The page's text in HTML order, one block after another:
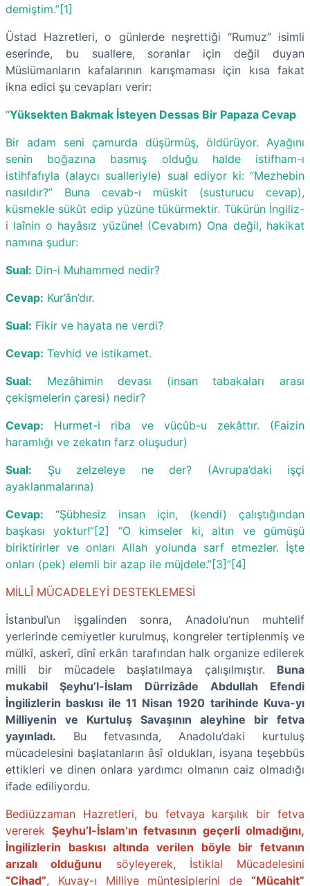
demiştim.”[1]
Üstad Hazretleri, o günlerde neşrettiği “Rumuz” isimli
eserinde, bu suallere, soranlar için değil duyan
Müslümanların kafalarının karışmaması için kısa fakat
ikna edici şu cevapları verir:
“Yüksekten Bakmak İsteyen Dessas Bir Papaza Cevap
Bir adam seni çamurda düşürmüş, öldürüyor. Ayağını
senin boğazına basmış olduğu halde istifham-ı
istihfafıyla (alaycı sualleriyle) sual ediyor ki: “Mezhebin
nasıldır?” Buna cevab-ı müskit (susturucu cevap),
küsmekle sükût edip yüzüne tükürmektir. Tükürün İngiliz-
i laînin o hayâsız yüzüne! (Cevabım) Ona değil, hakikat
namına şudur:
Sual: Din-i Muhammed nedir?
Cevap: Kur’ân’dır.
Sual: Fikir ve hayata ne verdi?
Cevap: Tevhid ve istikamet.
Sual: Mezâhimin devası (insan tabakaları arası
çekişmelerin çaresi) nedir?
Cevap: Hurmet-i riba ve vücûb-u zekâttır. (Faizin
haramlığı ve zekatın farz oluşudur)
Sual: Şu zelzeleye ne der? (Avrupa’daki işçi
ayaklanmalarına)
Cevap: “Şübhesiz insan için, (kendi) çalıştığından
başkası yoktur!”[2] “O kimseler ki, altın ve gümüşü
biriktirirler ve onları Allah yolunda sarf etmezler. İşte
onları (pek) elemli bir azap ile müjdele.”[3]”[4]
MİLLÎ MÜCADELEYİ DESTEKLEMESİ
İstanbul’un işgalinden sonra, Anadolu’nun muhtelif
yerlerinde cemiyetler kurulmuş, kongreler tertiplenmiş ve
mülkî, askerî, dînî erkân tarafından halk organize edilerek
milli bir mücadele başlatılmaya çalışılmıştır. Buna
mukabil Şeyhu’l-İslam Dürrizâde Abdullah Efendi
İngilizlerin baskısı ile 11 Nisan 1920 tarihinde Kuva-yı
Milliyenin ve Kurtuluş Savaşının aleyhine bir fetva
yayınladı. Bu fetvasında, Anadolu’daki kurtuluş
mücadelesini başlatanların âsî oldukları, isyana teşebbüs
ettikleri ve dinen onlara yardımcı olmanın caiz olmadığı
ifade ediliyordu.
Bediüzzaman Hazretleri, bu fetvaya karşılık bir fetva
vererek Şeyhu’l-İslam’ın fetvasının geçerli olmadığını,
İngilizlerin baskısı altında verilen böyle bir fetvanın
arızalı olduğunu söyleyerek, İstiklal Mücadelesini
“Cihad”, Kuvay-ı Milliye müntesiplerini de “Mücahit”